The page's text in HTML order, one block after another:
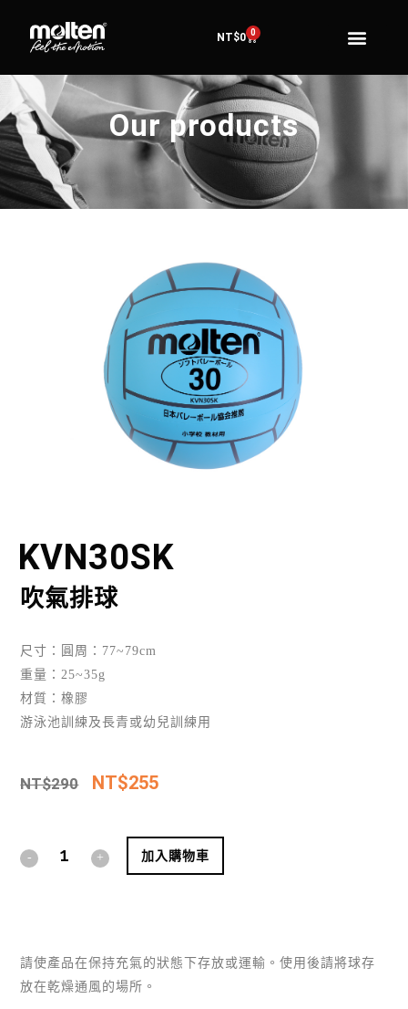
NT$0 0
Our products
KVN30SK
吹氣排球
尺寸：圓周：77~79cm
重量：25~35g
材質：橡膠
游泳池訓練及長青或幼兒訓練用
NT$290 NT$255
加入購物車
請使產品在保持充氣的狀態下存放或運輸。使用後請將球存
放在乾燥通風的場所。